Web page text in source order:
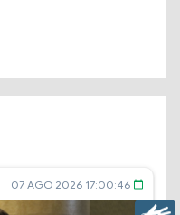
07 AGO 2026 17:00:46 calendar_today